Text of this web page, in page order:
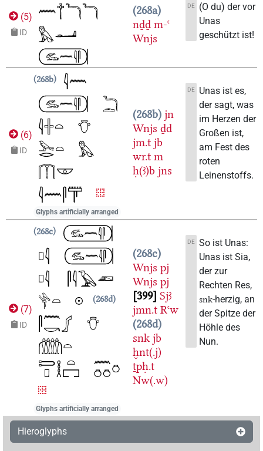
(5)
ID
268a
nḏḏ m-ꜥ
Wnjs
DE
(O du) der vor
Unas
geschützt ist!
(6)
ID
268b
Glyphs artificially arranged
268b jn
Wnjs ḏd
jm.t jb
wr.t m
ḥ(ꜣ)b jns
DE
Unas ist es,
der sagt, was
im Herzen der
Großen ist,
am Fest des
roten
Leinenstoffs.
(7)
ID
268c
268d
Glyphs artificially arranged
268c
Wnjs pj
Wnjs pj
399 Sjꜣ
jmn.t Rꜥw
268d
snk jb
ḫnt(.j)
ṯpḥ.t
Nw(.w)
DE
So ist Unas:
Unas ist Sia,
der zur
Rechten Res,
snk-herzig, an
der Spitze der
Höhle des
Nun.
Hieroglyphs